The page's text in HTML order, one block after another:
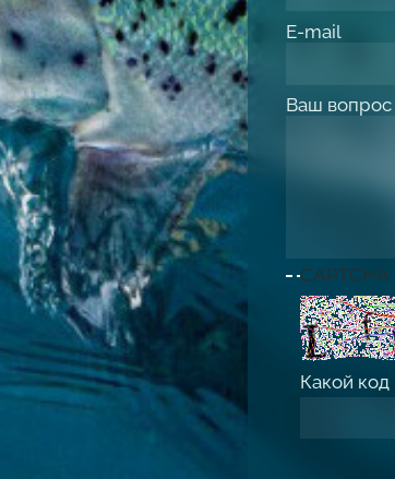
E-mail
Ваш вопрос
CAPTCHA
Какой код